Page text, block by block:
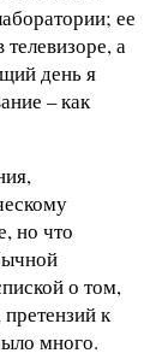
ее
а
день я
– как
но что
о том,
к
много.